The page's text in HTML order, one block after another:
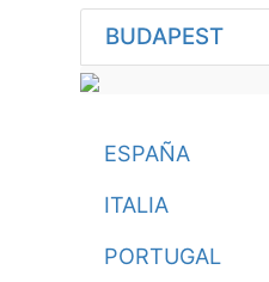
BUDAPEST
ESPAÑA
ITALIA
PORTUGAL